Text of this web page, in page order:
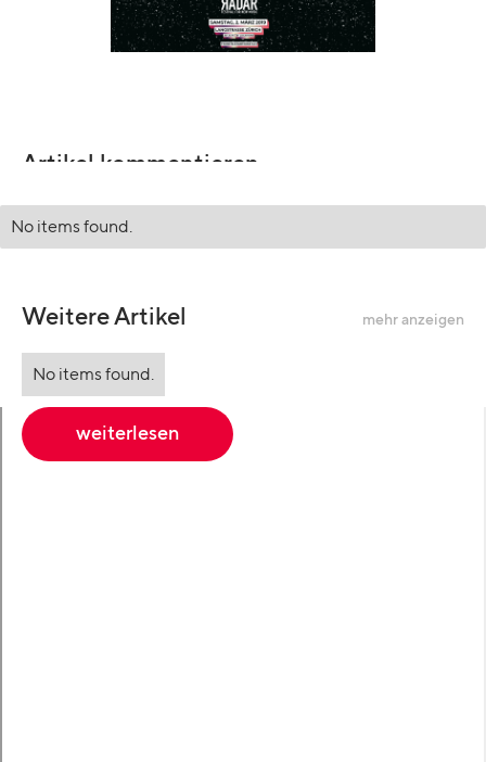
Artikel kommentieren
No items found.
Weitere Artikel mehr anzeigen
No items found.
weiterlesen